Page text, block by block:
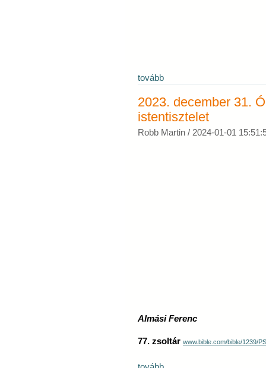
tovább
2023. december 31.
istentisztelet
Robb Martin / 2024-01-01
Almási Ferenc
77. zsoltár www.bible.com/bible/1239/